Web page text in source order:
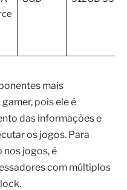
mais
pois ele é
das informações e
os jogos. Para
nos jogos, é
com múltiplos